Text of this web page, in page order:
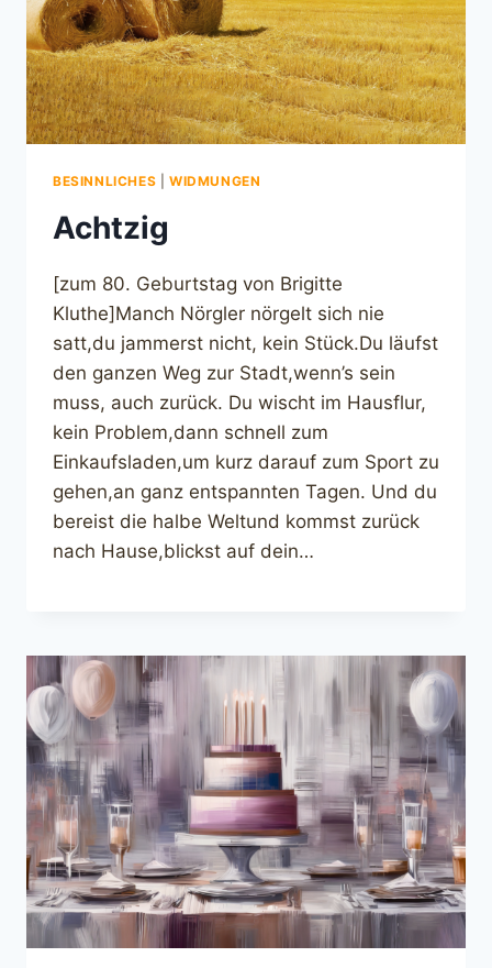
BESINNLICHES WIDMUNGEN
Achtzig
[zum 80. Geburtstag von Brigitte
Kluthe]Manch Nörgler nörgelt sich nie
satt,du jammerst nicht, kein Stück.Du läufst
den ganzen Weg zur Stadt,wenn’s sein
muss, auch zurück. Du wischt im Hausflur,
kein Problem,dann schnell zum
Einkaufsladen,um kurz darauf zum Sport zu
gehen,an ganz entspannten Tagen. Und du
bereist die halbe Weltund kommst zurück
nach Hause,blickst auf dein…